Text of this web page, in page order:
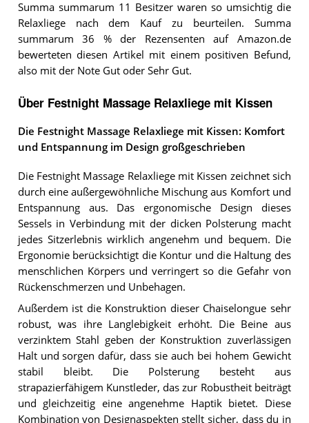
Summa summarum 11 Besitzer waren so umsichtig die
Relaxliege nach dem Kauf zu beurteilen. Summa
summarum 36 % der Rezensenten auf Amazon.de
bewerteten diesen Artikel mit einem positiven Befund,
also mit der Note Gut oder Sehr Gut.
Über Festnight Massage Relaxliege mit Kissen
Die Festnight Massage Relaxliege mit Kissen: Komfort
und Entspannung im Design großgeschrieben
Die Festnight Massage Relaxliege mit Kissen zeichnet sich
durch eine außergewöhnliche Mischung aus Komfort und
Entspannung aus. Das ergonomische Design dieses
Sessels in Verbindung mit der dicken Polsterung macht
jedes Sitzerlebnis wirklich angenehm und bequem. Die
Ergonomie berücksichtigt die Kontur und die Haltung des
menschlichen Körpers und verringert so die Gefahr von
Rückenschmerzen und Unbehagen.
Außerdem ist die Konstruktion dieser Chaiselongue sehr
robust, was ihre Langlebigkeit erhöht. Die Beine aus
verzinktem Stahl geben der Konstruktion zuverlässigen
Halt und sorgen dafür, dass sie auch bei hohem Gewicht
stabil bleibt. Die Polsterung besteht aus
strapazierfähigem Kunstleder, das zur Robustheit beiträgt
und gleichzeitig eine angenehme Haptik bietet. Diese
Kombination von Designaspekten stellt sicher, dass du in